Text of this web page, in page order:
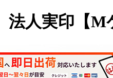
法人実印【M